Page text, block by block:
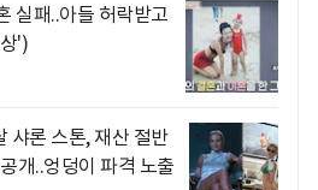
실패..아들 허락받고
')
샤론 스톤, 재산 절반
개..엉덩이 파격 노출